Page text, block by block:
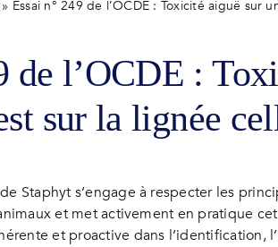
» Essai n° 249 de l’OCDE : Toxicité aiguë sur
de l’OCDE :
sur la lignée
Staphyt s’engage à respecter les
et met activement en pratique
et proactive dans